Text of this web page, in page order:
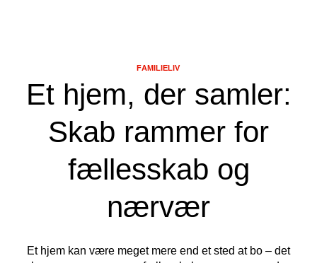
Et hjem, der samler:
Skab rammer for
fællesskab og
nærvær
FAMILIELIV
Et hjem kan være meget mere end et sted at bo – det